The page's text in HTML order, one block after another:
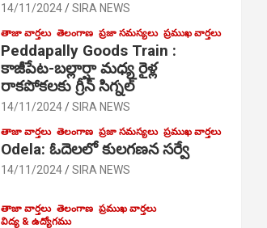
14/11/2024 SIRA NEWS
తాజా వార్తలు తెలంగాణ ప్రజా సమస్యలు ప్రముఖ వార్తలు
Peddapally Goods Train :
కాజీపేట-బల్లార్షా మధ్య రైళ్ల
రాకపోకలకు గ్రీన్ సిగ్నల్
14/11/2024 SIRA NEWS
తాజా వార్తలు తెలంగాణ ప్రజా సమస్యలు ప్రముఖ వార్తలు
Odela: ఓదెలలో కులగణన సర్వే
14/11/2024 SIRA NEWS
తాజా వార్తలు తెలంగాణ ప్రముఖ వార్తలు
విద్య & ఉద్యోగము